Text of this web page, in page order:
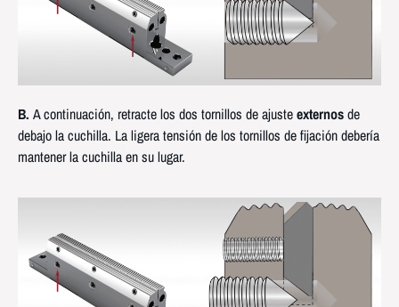
B. A continuación, retracte los dos tornillos de ajusteexternosde
debajo la cuchilla. La ligera tensión de los tornillos de fijación debería
mantener la cuchilla en su lugar.